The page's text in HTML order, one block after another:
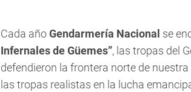
Cada añoGendarmería Nacional se
Infernales de Güemes”, las tropas del
defendieron la frontera norte de
las tropas realistas en la lucha